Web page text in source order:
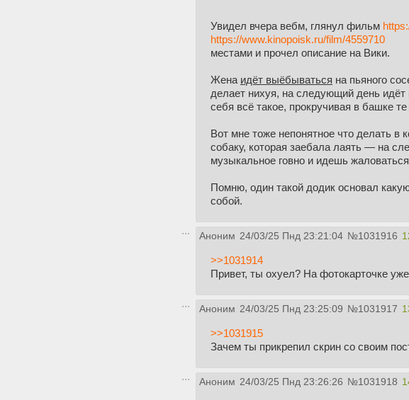
Увидел вчера вебм, глянул фильм
https://www.kinopoisk.ru/film/4559710
местами и прочел описание на Вики.
Жена идёт выёбываться на пьяного
делает нихуя, на следующий день идёт
себя всё такое, прокручивая в башке
Вот мне тоже непонятное что делать в
собаку, которая заебала лаять — на
музыкальное говно и идешь
Помню, один такой додик основал
собой.
Аноним 24/03/25 Пнд 23:21:04 №1031916
>>1031914
Привет, ты охуел? На фотокарточке
Аноним 24/03/25 Пнд 23:25:09 №1031917
>>1031915
Зачем ты прикрепил скрин со своим
Аноним 24/03/25 Пнд 23:26:26 №1031918